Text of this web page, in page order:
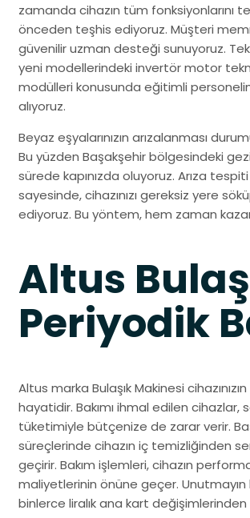
zamanda cihazın tüm fonksiyonlarını
önceden teşhis ediyoruz. Müşteri
güvenilir uzman desteği sunuyoruz.
yeni modellerindeki invertör motor
modülleri konusunda eğitimli
alıyoruz.
Beyaz eşyalarınızın arızalanması
Bu yüzden Başakşehir bölgesindeki
sürede kapınızda oluyoruz. Arıza
sayesinde, cihazınızı gereksiz yere
ediyoruz. Bu yöntem, hem zaman
Altus
Periyodik
Altus marka Bulaşık Makinesi
hayatidir. Bakımı ihmal edilen
tüketimiyle bütçenize de zarar verir.
süreçlerinde cihazın iç temizliğinden
geçirir. Bakım işlemleri, cihazın
maliyetlerinin önüne geçer.
binlerce liralık ana kart değişimlerinden